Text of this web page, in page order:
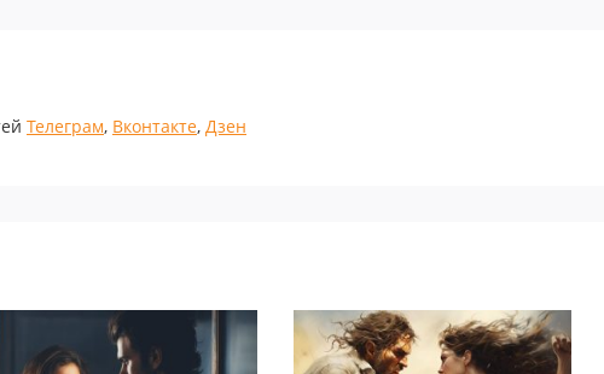
Телеграм, Вконтакте, Дзен